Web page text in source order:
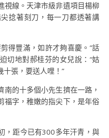
視線。天津市級非遺項目楊柳
捻著刻刀，每一刀都透著講
得豐滿，如許才夠喜慶。”話
切地對郝桂芬的女兒說：“姑
張，要送人哩！”
的十多個小先生擠在一路，
福字，稚嫩的指尖下，是年俗
，距今已有300多年汗青，與